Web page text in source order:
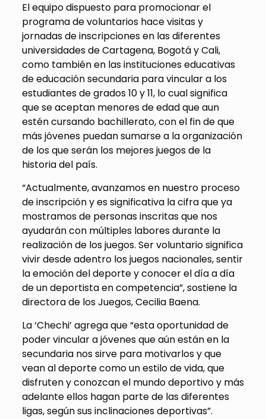
El equipo dispuesto para promocionar el
programa de voluntarios hace visitas y
jornadas de inscripciones en las diferentes
universidades de Cartagena, Bogotá y Cali,
como también en las instituciones educativas
de educación secundaria para vincular a los
estudiantes de grados 10 y 11, lo cual significa
que se aceptan menores de edad que aun
estén cursando bachillerato, con el fin de que
más jóvenes puedan sumarse a la organización
de los que serán los mejores juegos de la
historia del país.
“Actualmente, avanzamos en nuestro proceso
de inscripción y es significativa la cifra que ya
mostramos de personas inscritas que nos
ayudarán con múltiples labores durante la
realización de los juegos. Ser voluntario significa
vivir desde adentro los juegos nacionales, sentir
la emoción del deporte y conocer el día a día
de un deportista en competencia”, sostiene la
directora de los Juegos, Cecilia Baena.
La ‘Chechi’ agrega que “esta oportunidad de
poder vincular a jóvenes que aún están en la
secundaria nos sirve para motivarlos y que
vean al deporte como un estilo de vida, que
disfruten y conozcan el mundo deportivo y más
adelante ellos hagan parte de las diferentes
ligas, según sus inclinaciones deportivas”.